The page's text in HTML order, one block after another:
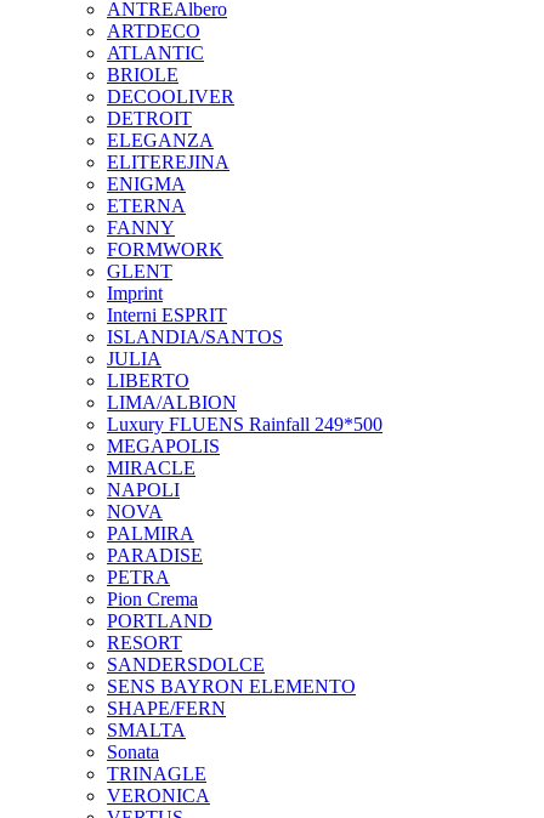
ANTREAlbero
ARTDECO
ATLANTIC
BRIOLE
DECOOLIVER
DETROIT
ELEGANZA
ELITEREJINA
ENIGMA
ETERNA
FANNY
FORMWORK
GLENT
Imprint
Interni ESPRIT
ISLANDIA/SANTOS
JULIA
LIBERTO
LIMA/ALBION
Luxury FLUENS Rainfall 249*500
MEGAPOLIS
MIRACLE
NAPOLI
NOVA
PALMIRA
PARADISE
PETRA
Pion Crema
PORTLAND
RESORT
SANDERSDOLCE
SENS BAYRON ELEMENTO
SHAPE/FERN
SMALTA
Sonata
TRINAGLE
VERONICA